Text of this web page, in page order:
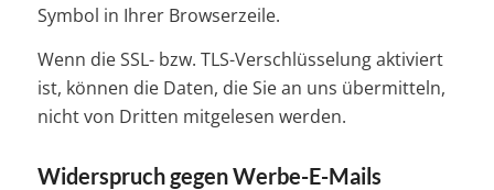
Symbol in Ihrer Browserzeile.
Wenn die SSL- bzw. TLS-Verschlüsselung aktiviert
ist, können die Daten, die Sie an uns übermitteln,
nicht von Dritten mitgelesen werden.
Widerspruch gegen Werbe-E-Mails